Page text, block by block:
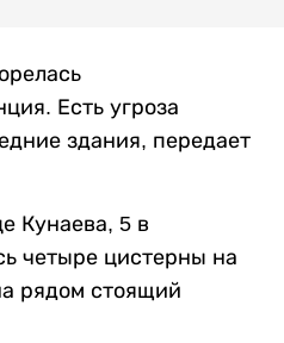
Есть угроза
здания, передает
Кунаева, 5 в
четыре цистерны на
рядом стоящий